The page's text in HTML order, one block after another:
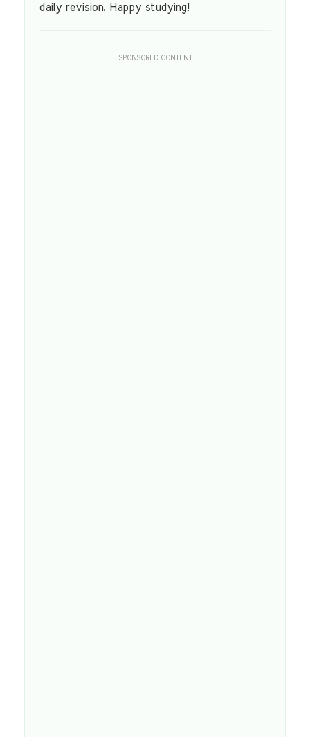
daily revision. Happy studying!
SPONSORED CONTENT